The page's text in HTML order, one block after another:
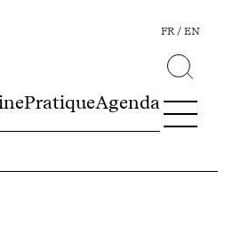
PratiqueAgenda
FR EN